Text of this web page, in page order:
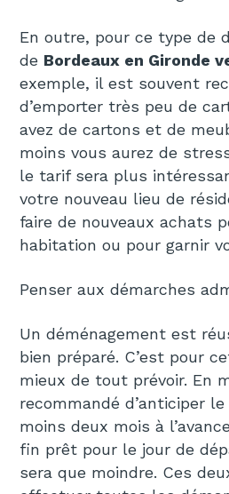
En outre, pour ce type de
de Bordeaux en Gironde
exemple, il est souvent
d’emporter très peu de
avez de cartons et de
moins vous aurez de
le tarif sera plus
votre nouveau lieu de
faire de nouveaux achats
habitation ou pour garnir
Penser aux démarches
Un déménagement est
bien préparé. C’est pour
mieux de tout prévoir. En
recommandé d’anticiper
moins deux mois à
fin prêt pour le jour de
sera que moindre. Ces